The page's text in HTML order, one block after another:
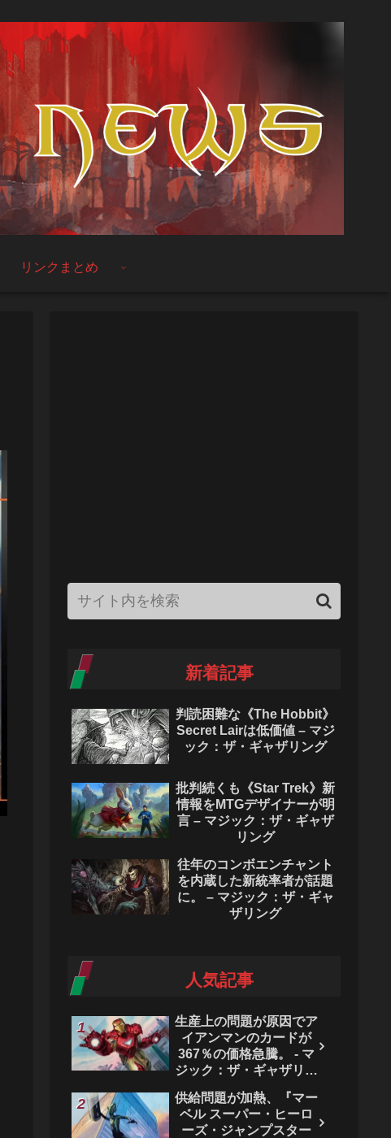
リンクまとめ
新着記事
判読困難な《The Hobbit》
Secret Lairは低価値 – マジ
ック：ザ・ギャザリング
批判続くも《Star Trek》新
情報をMTGデザイナーが明
言 – マジック：ザ・ギャザ
リング
往年のコンボエンチャント
を内蔵した新統率者が話題
に。 – マジック：ザ・ギャ
ザリング
人気記事
生産上の問題が原因でア
イアンマンのカードが
367％の価格急騰。 - マ
ジック：ザ・ギャザリン
供給問題が加熱、『マー
ベル スーパー・ヒーロ
ーズ・ジャンプスター